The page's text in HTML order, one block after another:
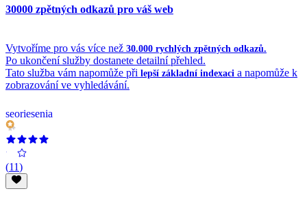
30000 zpětných odkazů pro váš web
Vytvoříme pro vás více než 30.000 rychlých zpětných odkazů.
Po ukončení služby dostanete detailní přehled.
Tato služba vám napomůže při lepší základní indexaci a napomůže k
zobrazování ve vyhledávání.
seoriesenia
(11)